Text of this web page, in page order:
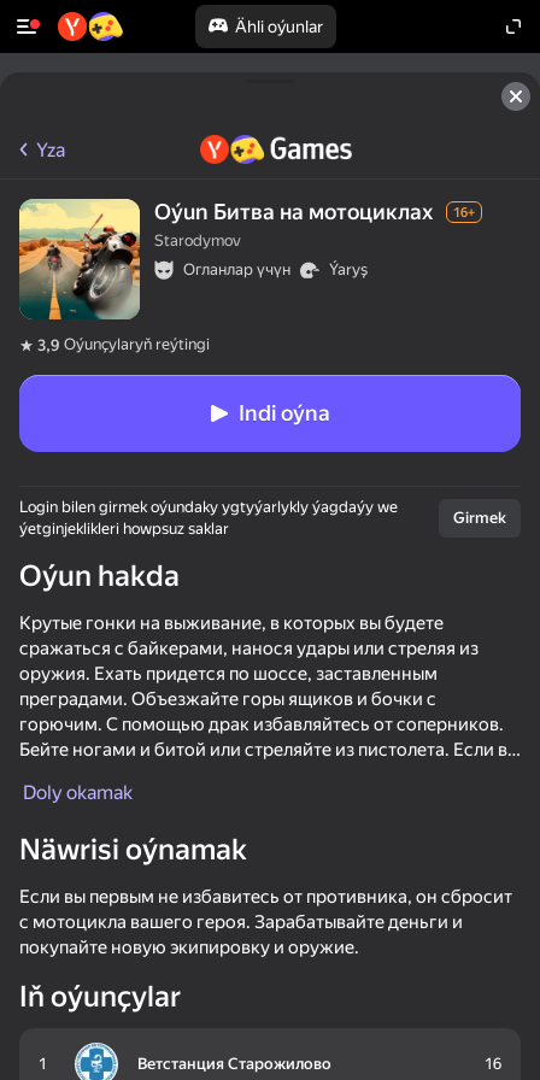
Ähli oýunlar
Bu oýun diňe peýza
ugry goldaýar
Yza
Oýun Битва на мотоциклах 16+
Starodymov
Огланлар үчүн
Ýaryş
3,9 Oýunçylaryň reýtingi
Indi oýna
Login bilen girmek oýundaky ygtyýarlykly ýagdaýy we
ýetginjeklikleri howpsuz saklar
Girmek
Oýun hakda
Крутые гонки на выживание, в которых вы будете
сражаться с байкерами, нанося удары или стреляя из
оружия. Ехать придется по шоссе, заставленным
преградами. Объезжайте горы ящиков и бочки с
горючим. С помощью драк избавляйтесь от соперников.
Бейте ногами и битой или стреляйте из пистолета. Если вы
мотоцикла вашего героя. Зарабатывайте деньги и
выжить в экстремальных гонках на мотоциклах и первым
Doly okamak
Näwrisi oýnamak
Если вы первым не избавитесь от противника, он сбросит
с мотоцикла вашего героя. Зарабатывайте деньги и
покупайте новую экипировку и оружие.
Iň oýunçylar
1 Ветстанция Старожилово 16